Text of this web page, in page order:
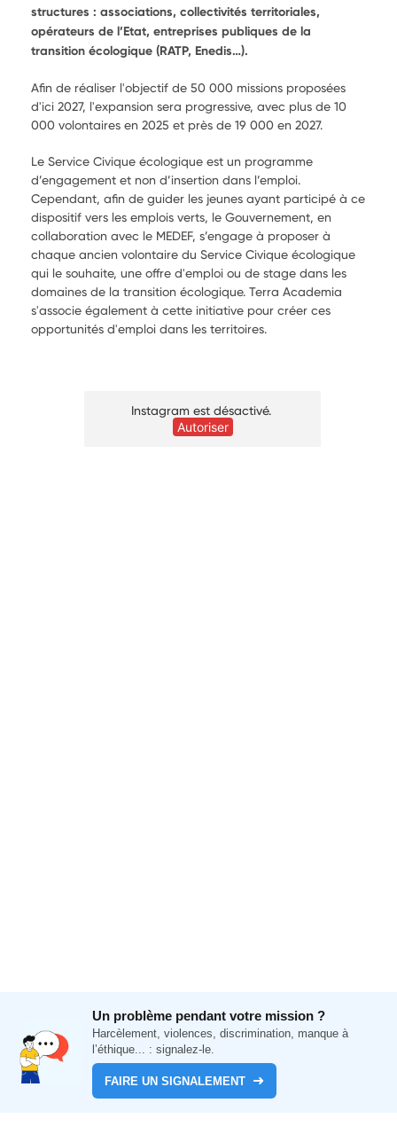
structures : associations, collectivités territoriales,
opérateurs de l’Etat, entreprises publiques de la
transition écologique (RATP, Enedis…).
Afin de réaliser l'objectif de 50 000 missions proposées
d'ici 2027, l'expansion sera progressive, avec plus de 10
000 volontaires en 2025 et près de 19 000 en 2027.
Le Service Civique écologique est un programme
d’engagement et non d’insertion dans l’emploi.
Cependant, afin de guider les jeunes ayant participé à ce
dispositif vers les emplois verts, le Gouvernement, en
collaboration avec le MEDEF, s’engage à proposer à
chaque ancien volontaire du Service Civique écologique
qui le souhaite, une offre d'emploi ou de stage dans les
domaines de la transition écologique. Terra Academia
s'associe également à cette initiative pour créer ces
opportunités d'emploi dans les territoires.
Instagram est désactivé.
Autoriser
Un problème pendant votre mission ?
Harcèlement, violences, discrimination, manque à
l’éthique... : signalez-le.
FAIRE UN SIGNALEMENT